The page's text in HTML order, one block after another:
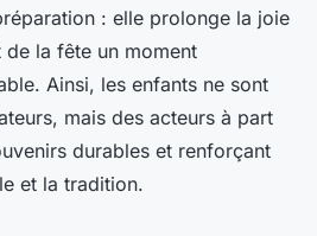
: elle prolonge la joie
de la fête un moment
Ainsi, les enfants ne sont
mais des acteurs à part
durables et renforçant
et la tradition.